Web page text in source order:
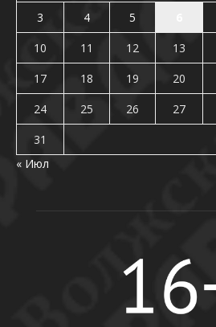
3
4 5
10
11 12 13
17
18 19 20
24
25 26 27
31
« Июл